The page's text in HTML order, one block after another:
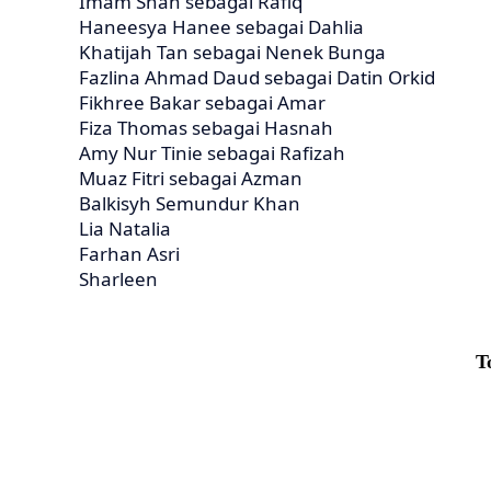
Haneesya Hanee sebagai Dahlia
Khatijah Tan sebagai Nenek Bunga
Fazlina Ahmad Daud sebagai Datin Orkid
Fikhree Bakar sebagai Amar
Fiza Thomas sebagai Hasnah
Amy Nur Tinie sebagai Rafizah
Muaz Fitri sebagai Azman
Balkisyh Semundur Khan
Lia Natalia
Farhan Asri
Sharleen